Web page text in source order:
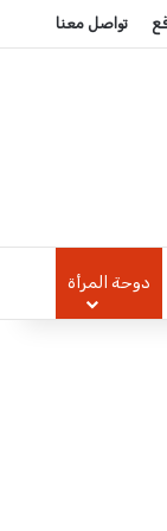
تواصل معنا
دوحة المرأة